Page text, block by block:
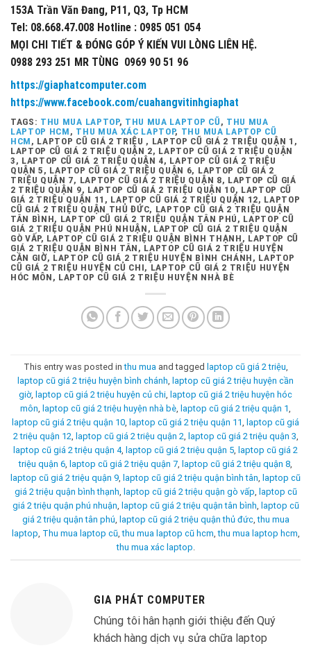
153A Trần Văn Đang, P11, Q3, Tp HCM
Tel: 08.668.47.008 Hotline : 0985 051 054
MỌI CHI TIẾT & ĐÓNG GÓP Ý KIẾN VUI LÒNG LIÊN HỆ.
0988 293 251 MR TÙNG 0969 90 51 96
https://giaphatcomputer.com
https://www.facebook.com/cuahangvitinhgiaphat
TAGS: THU MUA LAPTOP, THU MUA LAPTOP CŨ, THU MUA
LAPTOP HCM, THU MUA XÁC LAPTOP, THU MUA LAPTOP CŨ
HCM, LAPTOP CŨ GIÁ 2 TRIỆU , LAPTOP CŨ GIÁ 2 TRIỆU QUẬN 1,
LAPTOP CŨ GIÁ 2 TRIỆU QUẬN 2, LAPTOP CŨ GIÁ 2 TRIỆU QUẬN
3, LAPTOP CŨ GIÁ 2 TRIỆU QUẬN 4, LAPTOP CŨ GIÁ 2 TRIỆU
QUẬN 5, LAPTOP CŨ GIÁ 2 TRIỆU QUẬN 6, LAPTOP CŨ GIÁ 2
TRIỆU QUẬN 7, LAPTOP CŨ GIÁ 2 TRIỆU QUẬN 8, LAPTOP CŨ GIÁ
2 TRIỆU QUẬN 9, LAPTOP CŨ GIÁ 2 TRIỆU QUẬN 10, LAPTOP CŨ
GIÁ 2 TRIỆU QUẬN 11, LAPTOP CŨ GIÁ 2 TRIỆU QUẬN 12, LAPTOP
CŨ GIÁ 2 TRIỆU QUẬN THỦ ĐỨC, LAPTOP CŨ GIÁ 2 TRIỆU QUẬN
TÂN BÌNH, LAPTOP CŨ GIÁ 2 TRIỆU QUẬN TÂN PHÚ, LAPTOP CŨ
GIÁ 2 TRIỆU QUẬN PHÚ NHUẬN, LAPTOP CŨ GIÁ 2 TRIỆU QUẬN
GÒ VẤP, LAPTOP CŨ GIÁ 2 TRIỆU QUẬN BÌNH THẠNH, LAPTOP CŨ
GIÁ 2 TRIỆU QUẬN BÌNH TÂN, LAPTOP CŨ GIÁ 2 TRIỆU HUYỆN
CẦN GIỜ, LAPTOP CŨ GIÁ 2 TRIỆU HUYỆN BÌNH CHÁNH, LAPTOP
CŨ GIÁ 2 TRIỆU HUYỆN CỦ CHI, LAPTOP CŨ GIÁ 2 TRIỆU HUYỆN
HÓC MÔN, LAPTOP CŨ GIÁ 2 TRIỆU HUYỆN NHÀ BÈ
This entry was posted inthu mua and tagged laptop cũ giá 2 triệu
laptop cũ giá 2 triệu huyện bình chánh laptop cũ giá 2 triệu huyện cần
giờ, laptop cũ giá 2 triệu huyện củ chi laptop cũ giá 2 triệu huyện hóc
môn laptop cũ giá 2 triệu huyện nhà bè laptop cũ giá 2 triệu quận 1
laptop cũ giá 2 triệu quận 10 laptop cũ giá 2 triệu quận 11 laptop cũ giá
2 triệu quận 12 laptop cũ giá 2 triệu quận 2 laptop cũ giá 2 triệu quận 3
laptop cũ giá 2 triệu quận 4, laptop cũ giá 2 triệu quận 5 laptop cũ giá 2
triệu quận 6 laptop cũ giá 2 triệu quận 7 laptop cũ giá 2 triệu quận 8
laptop cũ giá 2 triệu quận 9 laptop cũ giá 2 triệu quận bình tân laptop cũ
giá 2 triệu quận bình thạnh laptop cũ giá 2 triệu quận gò vấp laptop cũ
giá 2 triệu quận phú nhuận laptop cũ giá 2 triệu quận tân bình laptop cũ
giá 2 triệu quận tân phú laptop cũ giá 2 triệu quận thủ đức,thu mua
laptop Thu mua laptop cũ,thu mua laptop cũ hcm ,thu mua laptop hcm
thu mua xác laptop
GIA PHÁT COMPUTER
Chúng tôi hân hạnh giới thiệu đến Quý
khách hàng dịch vụ sửa chữa laptop